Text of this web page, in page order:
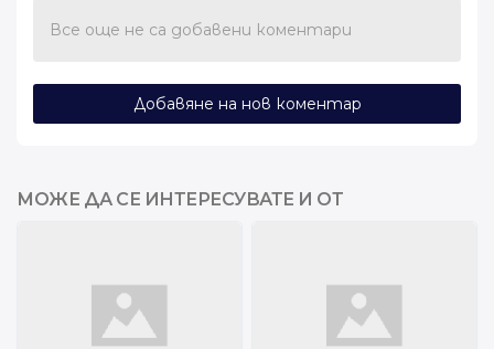
Все още не са добавени коментари
Добавяне на нов коментар
МОЖЕ ДА СЕ ИНТЕРЕСУВАТЕ И ОТ